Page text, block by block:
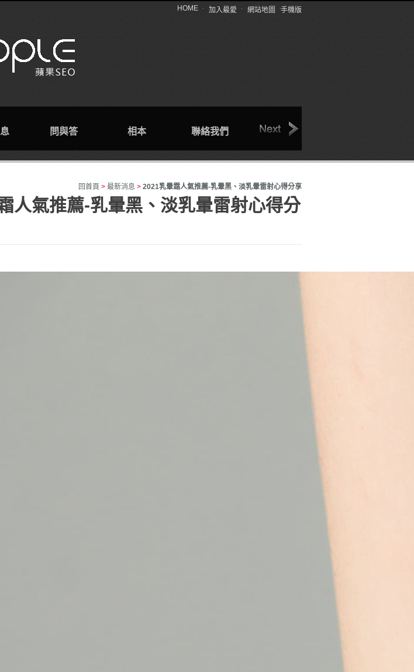
HOME 加入最愛 網站地圖 手機版
問與答 相本 聯絡我們 回首頁
回首頁 > 最新消息 > 2021乳暈霜人氣推薦-乳暈黑、淡乳暈雷射心得分享
人氣推薦-乳暈黑、淡乳暈雷射心得分